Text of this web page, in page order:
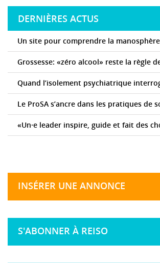
DERNIÈRES ACTUS
Un site pour comprendre la manosphère
Grossesse: «zéro alcool» reste la règle
Quand l’isolement psychiatrique
Le ProSA s’ancre dans les pratiques de
«Un·e leader inspire, guide et fait des
INSÉRER UNE ANNONCE
S'ABONNER À REISO